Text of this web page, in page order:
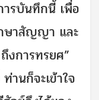
รบันทึกนี้ เพื่อ
ษาสัญญา และ
งการทรยศ”
านก็จะเข้าใจ